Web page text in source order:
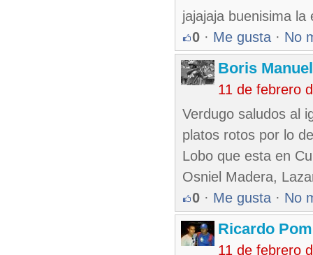
jajajaja buenisima
0 · Me gusta · No
Boris
11 de febrero
Verdugo saludos al
platos rotos por lo
Lobo que esta en
Osniel Madera,
0 · Me gusta · No
Ricardo
11 de febrero